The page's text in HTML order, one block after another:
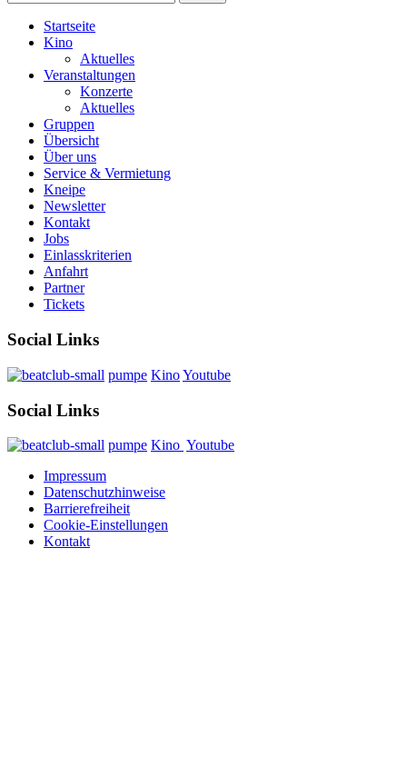
Startseite
Kino
Aktuelles
Veranstaltungen
Konzerte
Aktuelles
Gruppen
Übersicht
Über uns
Service & Vermietung
Kneipe
Newsletter
Kontakt
Jobs
Einlasskriterien
Anfahrt
Partner
Tickets
Social Links
pumpe KinoYoutube
Social Links
pumpe Kino Youtube
Impressum
Datenschutzhinweise
Barrierefreiheit
Cookie-Einstellungen
Kontakt